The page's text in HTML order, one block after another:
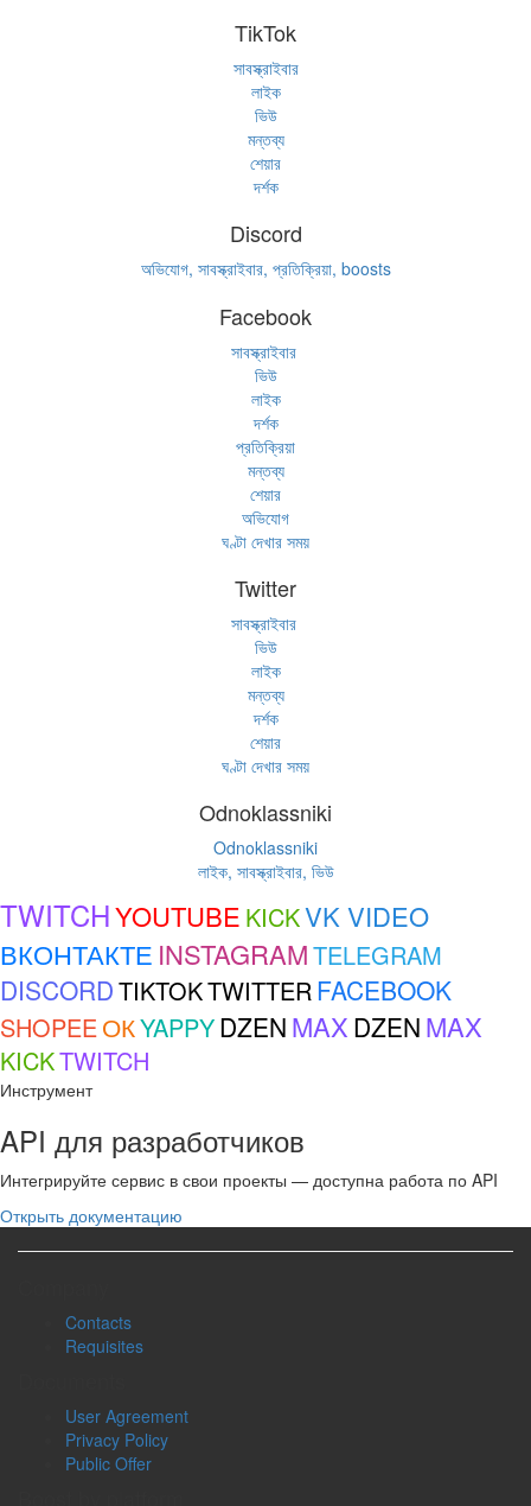
TikTok
সাবস্ক্রাইবার
লাইক
ভিউ
মন্তব্য
শেয়ার
দর্শক
Discord
অভিযোগ, সাবস্ক্রাইবার, প্রতিক্রিয়া, boosts
Facebook
সাবস্ক্রাইবার
ভিউ
লাইক
দর্শক
প্রতিক্রিয়া
মন্তব্য
শেয়ার
অভিযোগ
ঘণ্টা দেখার সময়
Twitter
সাবস্ক্রাইবার
ভিউ
লাইক
মন্তব্য
দর্শক
শেয়ার
ঘণ্টা দেখার সময়
Odnoklassniki
Odnoklassniki
লাইক, সাবস্ক্রাইবার, ভিউ
TWITCHYOUTUBE KICKVK VIDEO
ВКОНТАКТЕ INSTAGRAMTELEGRAM
DISCORDTIKTOKTWITTERFACEBOOK
SHOPEEОКYAPPYDZEN MAX DZEN MAX
KICKTWITCH
Инструмент
API для разработчиков
Интегрируйте сервис в свои проекты — доступна работа по API
Открыть документацию
Contacts
Requisites
User Agreement
Privacy Policy
Public Offer